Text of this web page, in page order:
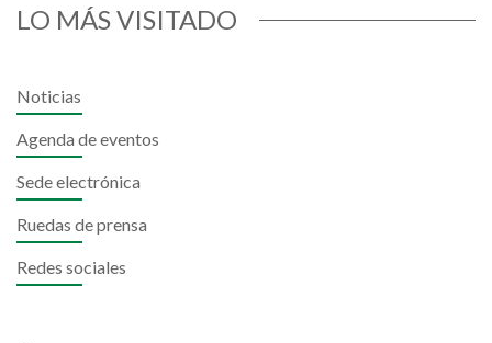
LO MÁS VISITADO
Noticias
Agenda de eventos
Sede electrónica
Ruedas de prensa
Redes sociales